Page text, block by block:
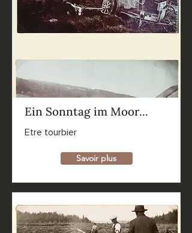
Ein Sonntag im Moor...
Etre tourbier
Savoir plus